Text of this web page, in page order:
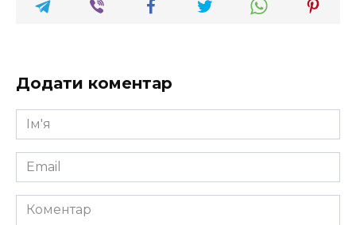
Додати коментар
Ім'я
*
Email
*
Коментар